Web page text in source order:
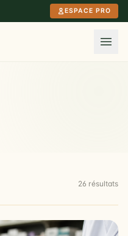
ESPACE PRO
26 résultats